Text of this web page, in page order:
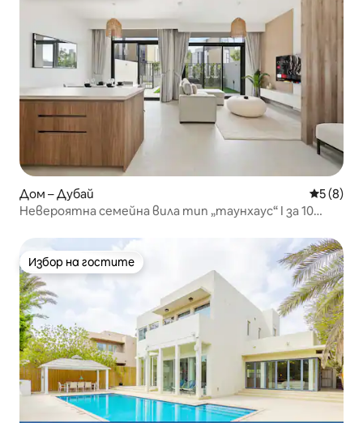
Дом – Дубай Средна
5 (8)
Невероятна семейна вила тип „таунхаус“ I за 10
Избор на гостите
Избор на гостите